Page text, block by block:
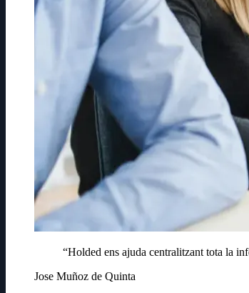
“Holded ens ajuda centralitzant tota la
Jose Muñoz de Quinta